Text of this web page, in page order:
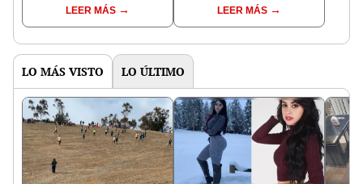
"Mi amor nació por la
gastronomía"
LEER MÁS
llegar a cobrar por 1.000
vistas
LEER MÁS
LO MÁS VISTO LO ÚLTIMO